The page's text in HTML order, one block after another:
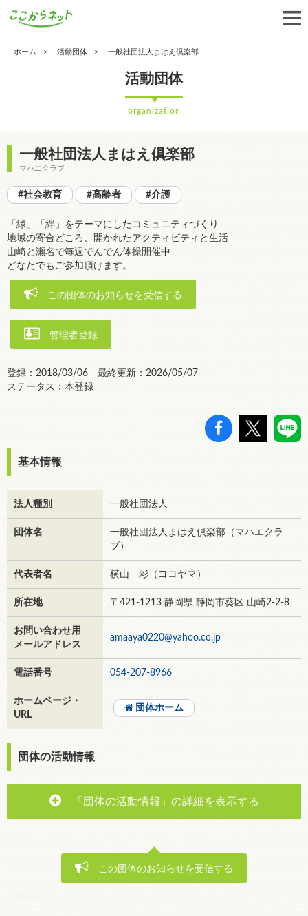
ホーム 活動団体 一般社団法人まはえ倶楽部
活動団体
organization
一般社団法人まはえ倶楽部
マハエクラブ
#社会教育 #高齢者 #介護
「緑」「絆」をテーマにしたコミュニティづくり
地域の寄合どころ、開かれたアクティビティと生活
山崎と瀬名で毎週でんでん体操開催中
どなたでもご参加頂けます。
この団体のお知らせを受信する
管理者登録
登録：2018/03/06 最終更新：2026/05/07
ステータス：本登録
基本情報
法人種別 一般社団法人
団体名
一般社団法人まはえ倶楽部（マハエクラ
ブ）
代表者名 横山 彩（ヨコヤマ）
所在地 〒421-1213 静岡県 静岡市葵区 山崎2-2-8
お問い合わせ用
メールアドレス
amaaya0220@yahoo.co.jp
電話番号 054-207-8966
ホームページ・
URL
団体ホーム
団体の活動情報
「団体の活動情報」の詳細を表示する
この団体のお知らせを受信する